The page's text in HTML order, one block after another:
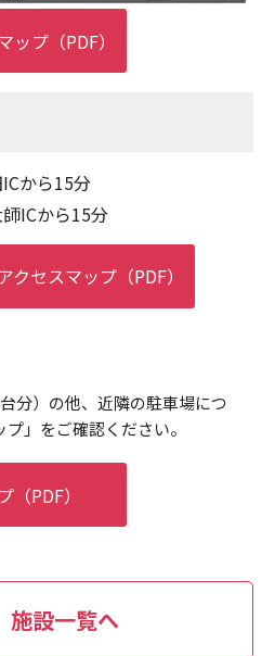
プ（PDF）
から15分
ICから15分
セスマップ（PDF）
分）の他、近隣の駐車場につ
」をご確認ください。
PDF）
施設一覧へ